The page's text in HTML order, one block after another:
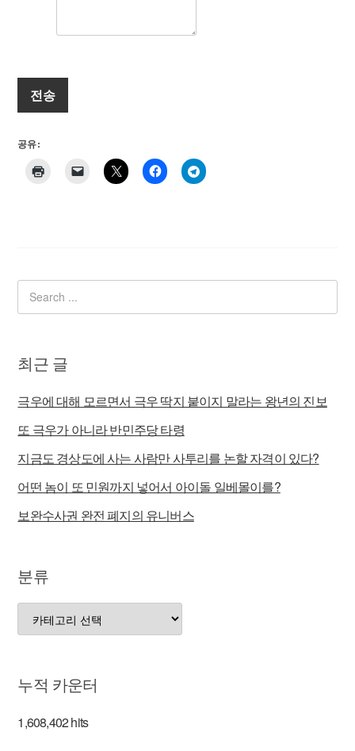
전송
공유 :
최근 글
극우에 대해 모르면서 극우 딱지 붙이지 말라는 왕년의 진보
또 극우가 아니라 반민주당 타령
지금도 경상도에 사는 사람만 사투리를 논할 자격이 있다?
어떤 놈이 또 민원까지 넣어서 아이돌 일베몰이를?
보완수사권 완전 폐지의 유니버스
분류
류
누적 카운터
1,608,402 hits